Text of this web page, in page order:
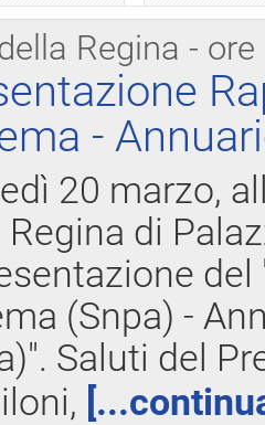
Regina - ore
-
20 marzo,
Regina di
(Snpa) -
Saluti del